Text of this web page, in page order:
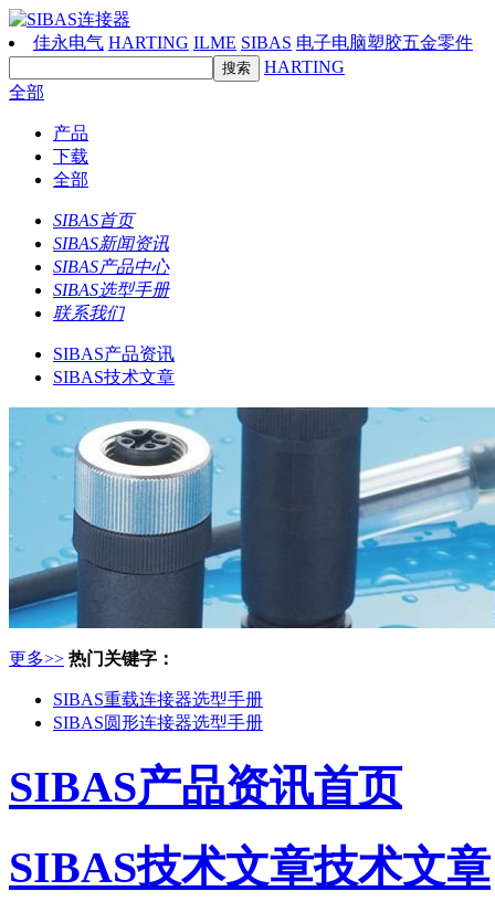
佳永电气 HARTING ILME SIBAS 电子电脑塑胶五金零件
HARTING
全部
产品
下载
全部
SIBAS首页
SIBAS新闻资讯
SIBAS产品中心
SIBAS选型手册
联系我们
SIBAS产品资讯
SIBAS技术文章
更多>> 热门关键字：
SIBAS重载连接器选型手册
SIBAS圆形连接器选型手册
SIBAS产品资讯首页
SIBAS技术文章技术文章